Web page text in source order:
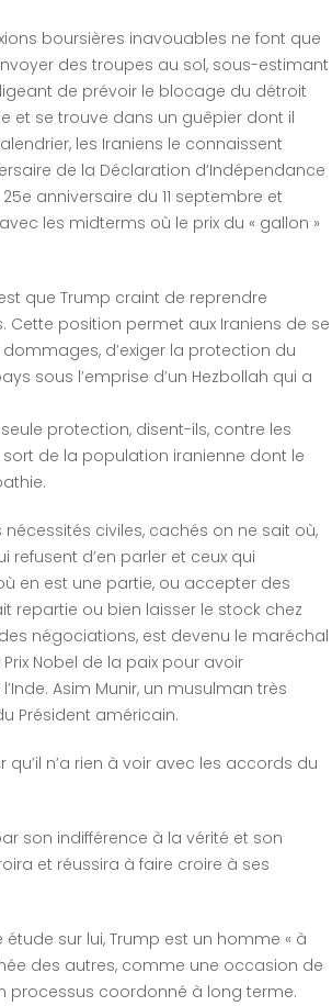
boursières inavouables ne font que
des troupes au sol, sous-estimant
de prévoir le blocage du détroit
et se trouve dans un guêpier dont il
les Iraniens le connaissent
de la Déclaration d’Indépendance
anniversaire du 11 septembre et
les midterms où le prix du « gallon »
que Trump craint de reprendre
position permet aux Iraniens de se
d’exiger la protection du
sous l’emprise d’un Hezbollah qui a
protection, disent-ils, contre les
de la population iranienne dont le
civiles, cachés on ne sait où,
d’en parler et ceux qui
en est une partie, ou accepter des
repartie ou bien laisser le stock chez
négociations, est devenu le maréchal
Nobel de la paix pour avoir
Asim Munir, un musulman très
Président américain.
n’a rien à voir avec les accords du
son indifférence à la vérité et son
et réussira à faire croire à ses
sur lui, Trump est un homme « à
des autres, comme une occasion de
processus coordonné à long terme.